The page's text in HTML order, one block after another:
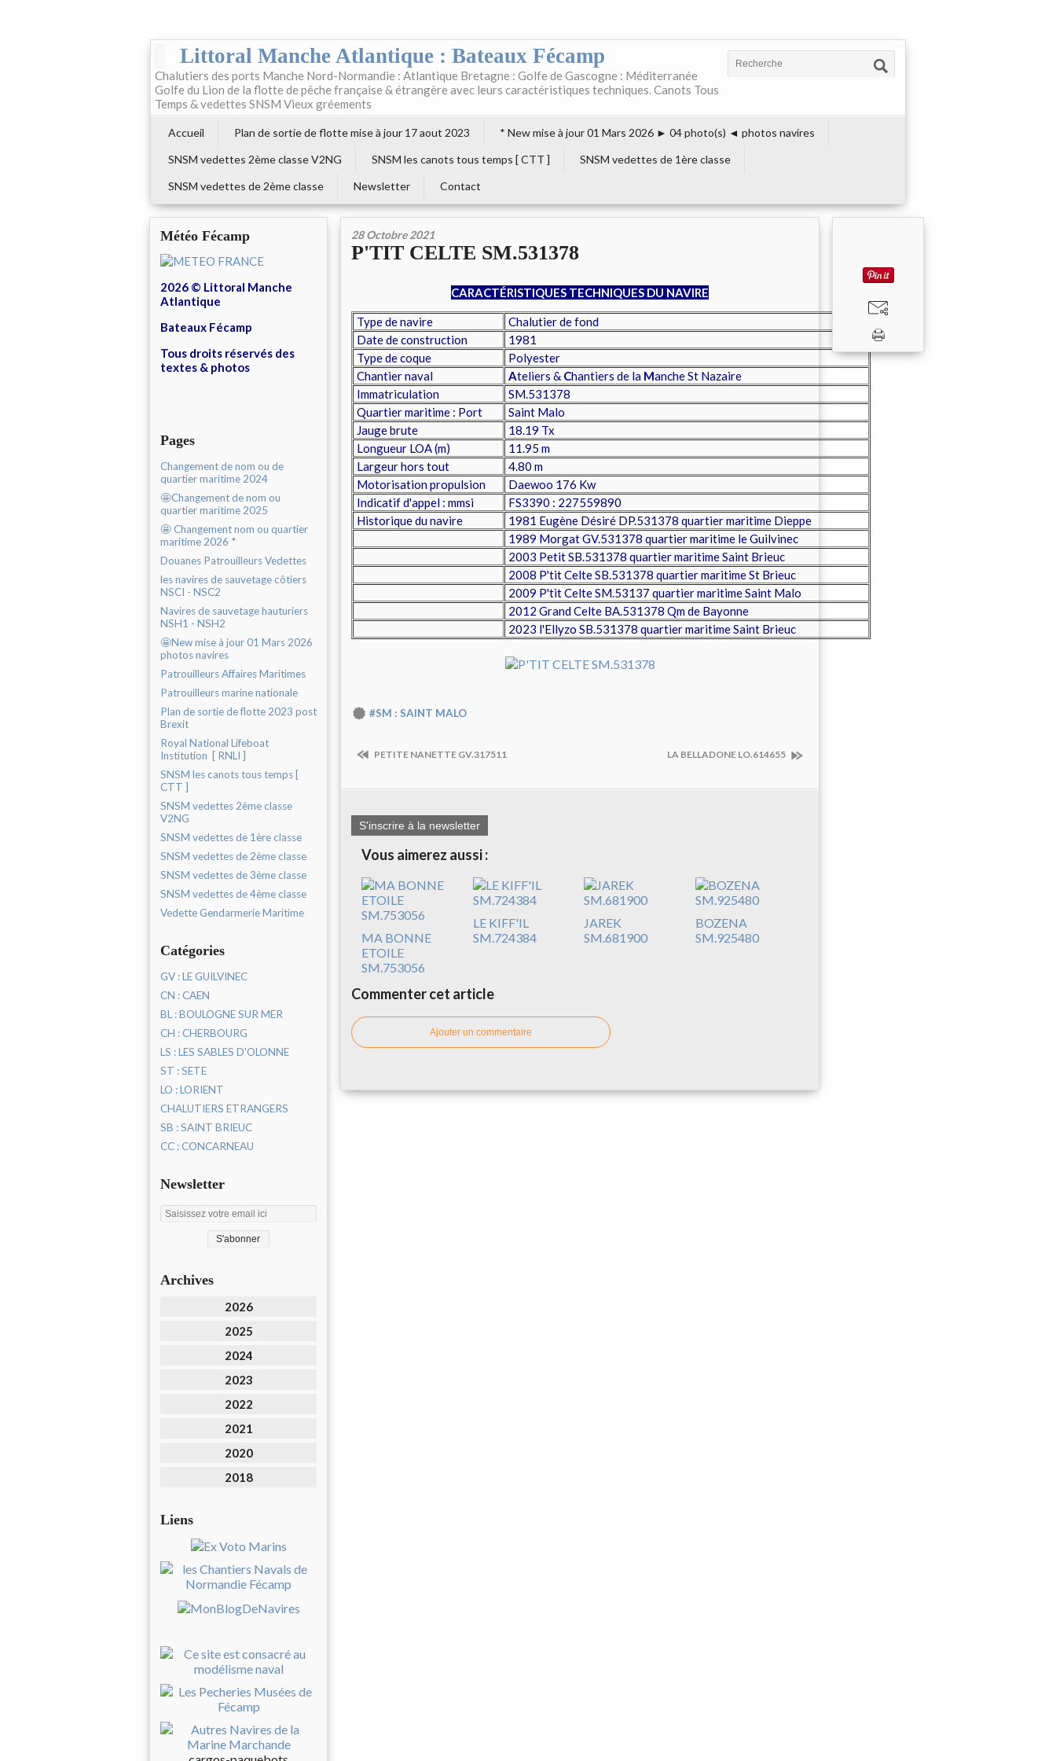
Littoral Manche Atlantique : Bateaux Fécamp
Chalutiers des ports Manche Nord-Normandie : Atlantique Bretagne : Golfe de Gascogne : Méditerranée
Golfe du Lion de la flotte de pêche française & étrangère avec leurs caractéristiques techniques. Canots Tous
Temps & vedettes SNSM Vieux gréements
Accueil Plan de sortie de flotte mise à jour 17 aout 2023
* New mise à jour 01 Mars 2026 ► 04 photo(s) ◄ photos navires
SNSM vedettes 2ème classe V2NG
SNSM les canots tous temps [ CTT ]
SNSM vedettes de 1ère classe
SNSM vedettes de 2ème classe
Newsletter Contact
Météo Fécamp
2026 © Littoral Manche
Atlantique
Bateaux Fécamp
Tous droits réservés des
textes & photos
Pages
Changement de nom ou de
quartier maritime 2024
🤩Changement de nom ou
quartier maritime 2025
🤩 Changement nom ou quartier
maritime 2026 *
Douanes Patrouilleurs Vedettes
les navires de sauvetage côtiers
NSCI - NSC2
Navires de sauvetage hauturiers
NSH1 - NSH2
🤩New mise à jour 01 Mars 2026
photos navires
Patrouilleurs Affaires Maritimes
Patrouilleurs marine nationale
Plan de sortie de flotte 2023 post
Brexit
Royal National Lifeboat
Institution [ RNLI ]
SNSM les canots tous temps [
CTT ]
SNSM vedettes 2ème classe
V2NG
SNSM vedettes de 1ère classe
SNSM vedettes de 2ème classe
SNSM vedettes de 3ème classe
SNSM vedettes de 4ème classe
Vedette Gendarmerie Maritime
Catégories
GV : LE GUILVINEC
CN : CAEN
BL : BOULOGNE SUR MER
CH : CHERBOURG
LS : LES SABLES D'OLONNE
ST : SETE
LO : LORIENT
CHALUTIERS ETRANGERS
SB : SAINT BRIEUC
CC : CONCARNEAU
Newsletter
Archives
2026
2025
2024
2023
2022
2021
2020
2018
Liens
28 Octobre 2021
P'TIT CELTE SM.531378
CARACTÉRISTIQUES TECHNIQUES DU NAVIRE
Type de navire
Chalutier de fond
Date de construction
1981
Type de coque
Polyester
Chantier naval
Ateliers & Chantiers de la Manche St Nazaire
Immatriculation
SM.531378
Quartier maritime : Port
Saint Malo
Jauge brute
18.19 Tx
Longueur LOA (m)
11.95 m
Largeur hors tout
4.80 m
Motorisation propulsion
Daewoo 176 Kw
Indicatif d'appel : mmsi
FS3390 : 227559890
Historique du navire
1981 Eugène Désiré DP.531378 quartier maritime Dieppe
1989 Morgat GV.531378 quartier maritime le Guilvinec
2003 Petit SB.531378 quartier maritime Saint Brieuc
2008 P'tit Celte SB.531378 quartier maritime St Brieuc
2009 P'tit Celte SM.53137 quartier maritime Saint Malo
2012 Grand Celte BA.531378 Qm de Bayonne
2023 l'Ellyzo SB.531378 quartier maritime Saint Brieuc
#SM : SAINT MALO
PETITE NANETTE GV.317511 LA BELLADONE LO.614655
S'inscrire à la newsletter
Vous aimerez aussi :
MA BONNE
ETOILE
SM.753056
LE KIFF'IL
SM.724384
JAREK
SM.681900
BOZENA
SM.925480
Commenter cet article
Ajouter un commentaire